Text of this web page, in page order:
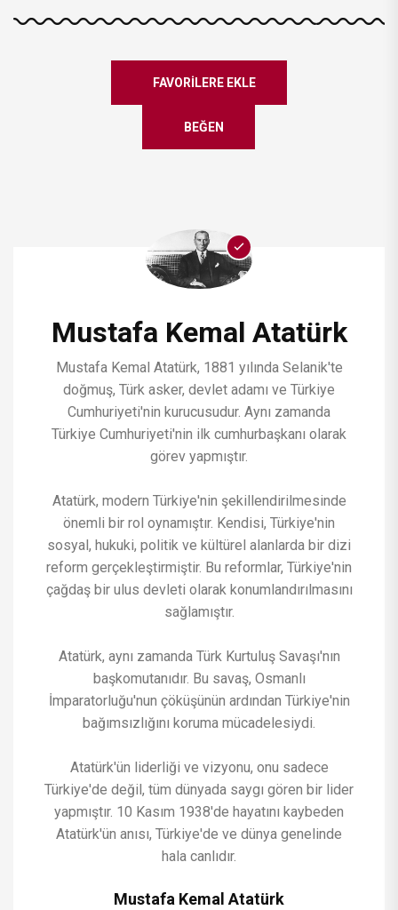
FAVORILERE EKLE
BEĞEN
Mustafa Kemal Atatürk
Mustafa Kemal Atatürk, 1881 yılında Selanik'te
doğmuş, Türk asker, devlet adamı ve Türkiye
Cumhuriyeti'nin kurucusudur. Aynı zamanda
Türkiye Cumhuriyeti'nin ilk cumhurbaşkanı olarak
görev yapmıştır.
Atatürk, modern Türkiye'nin şekillendirilmesinde
önemli bir rol oynamıştır. Kendisi, Türkiye'nin
sosyal, hukuki, politik ve kültürel alanlarda bir dizi
reform gerçekleştirmiştir. Bu reformlar, Türkiye'nin
çağdaş bir ulus devleti olarak konumlandırılmasını
sağlamıştır.
Atatürk, aynı zamanda Türk Kurtuluş Savaşı'nın
başkomutanıdır. Bu savaş, Osmanlı
İmparatorluğu'nun çöküşünün ardından Türkiye'nin
bağımsızlığını koruma mücadelesiydi.
Atatürk'ün liderliği ve vizyonu, onu sadece
Türkiye'de değil, tüm dünyada saygı gören bir lider
yapmıştır. 10 Kasım 1938'de hayatını kaybeden
Atatürk'ün anısı, Türkiye'de ve dünya genelinde
hala canlıdır.
Mustafa Kemal Atatürk